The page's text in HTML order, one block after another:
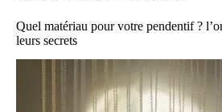
Quel matériau pour votre pendentif ?
leurs secrets